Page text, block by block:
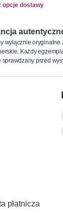
opcje dostawy
wyłącznie oryginalne
Każdy
przed
płatnicza